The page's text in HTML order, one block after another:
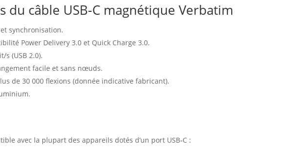
câble USB‑C magnétique Verbatim
et synchronisation.
Power Delivery 3.0 et Quick Charge 3.0.
s (USB 2.0).
facile et sans nœuds.
de 30 000 flexions (donnée indicative fabricant).
avec la plupart des appareils dotés d’un port USB‑C :